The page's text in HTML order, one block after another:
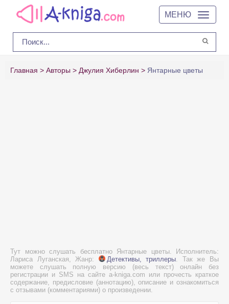
МЕНЮ
Главная Авторы Джулия Хиберлин Янтарные цветы
Тут можно слушать бесплатно Янтарные цветы. Исполнитель:
Лариса Луганская, Жанр:
Детективы, триллеры. Так же Вы
можете слушать полную версию (весь текст) онлайн без
регистрации и SMS на сайте a-kniga.com или прочесть краткое
содержание, предисловие (аннотацию), описание и ознакомиться
с отзывами (комментариями) о произведении.